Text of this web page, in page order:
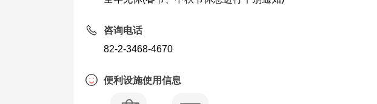
咨询电话
82-2-3468-4670
便利设施使用信息